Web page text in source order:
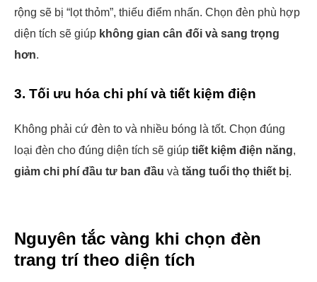
rộng sẽ bị “lọt thỏm”, thiếu điểm nhấn. Chọn đèn phù hợp
diện tích sẽ giúp không gian cân đối và sang trọng
hơn.
3. Tối ưu hóa chi phí và tiết kiệm điện
Không phải cứ đèn to và nhiều bóng là tốt. Chọn đúng
loại đèn cho đúng diện tích sẽ giúp tiết kiệm điện năng,
giảm chi phí đầu tư ban đầu và tăng tuổi thọ thiết bị.
Nguyên tắc vàng khi chọn đèn
trang trí theo diện tích